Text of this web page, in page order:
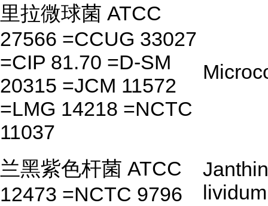
里拉微球菌 ATCC
27566 =CCUG 33027
=CIP 81.70 =D-SM
20315 =JCM 11572
=LMG 14218 =NCTC
11037
兰黑紫色杆菌 ATCC
12473 =NCTC 9796
lividum